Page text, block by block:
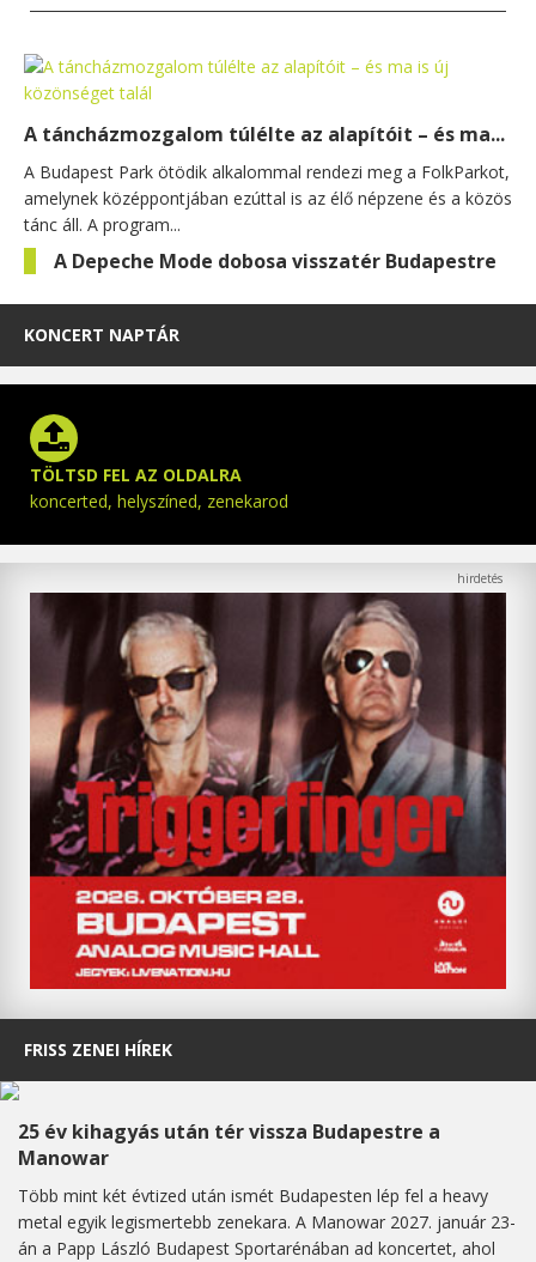
A táncházmozgalom túlélte az alapítóit – és ma...
A Budapest Park ötödik alkalommal rendezi meg a FolkParkot,
amelynek középpontjában ezúttal is az élő népzene és a közös
tánc áll. A program...
A Depeche Mode dobosa visszatér Budapestre
KONCERT NAPTÁR
TÖLTSD FEL AZ OLDALRA
koncerted, helyszíned, zenekarod
FRISS ZENEI HÍREK
25 év kihagyás után tér vissza Budapestre a
Manowar
Több mint két évtized után ismét Budapesten lép fel a heavy
metal egyik legismertebb zenekara. A Manowar 2027. január 23-
án a Papp László Budapest Sportarénában ad koncertet, ahol